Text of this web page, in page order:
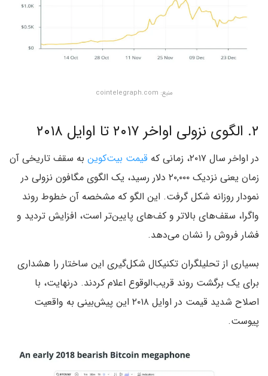
منبع: cointelegraph.com
۲. الگوی نزولی اواخر ۲۰۱۷ تا اوایل ۲۰۱۸
در اواخر سال ۲۰۱۷، زمانی که قیمت بیت‌کوین به سقف تاریخی آن
زمان یعنی نزدیک ۲۰,۰۰۰ دلار رسید، یک الگوی مگافون نزولی در
نمودار روزانه شکل گرفت. این الگو که مشخصه آن خطوط روند
واگرا، سقف‌های بالاتر و کف‌های پایین‌تر است، افزایش تردید و
فشار فروش را نشان می‌دهد.
بسیاری از تحلیلگران تکنیکال شکل‌گیری این ساختار را هشداری
برای یک برگشت روند قریب‌الوقوع اعلام کردند. درنهایت، با
اصلاح شدید قیمت در اوایل ۲۰۱۸ این پیش‌بینی به واقعیت
پیوست.